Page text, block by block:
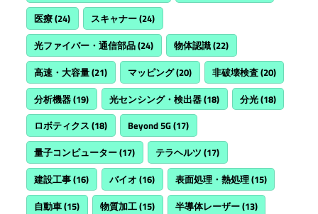
医療(24) スキャナー(24)
光ファイバー・通信部品(24) 物体認識(22)
高速・大容量(21) マッピング(20) 非破壊検査(20)
分析機器(19) 光センシング・検出器(18) 分光(18)
ロボティクス (18) Beyond 5G(17)
量子コンピューター(17) テラヘルツ (17)
建設工事(16) バイオ (16) 表面処理・熱処理(15)
自動車(15) 物質加工(15) 半導体レーザー(13)